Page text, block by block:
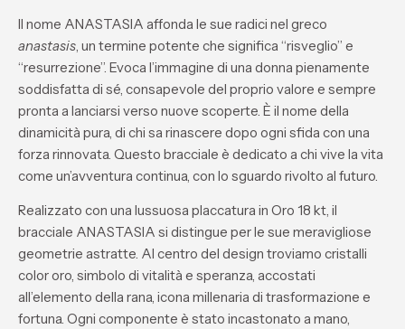
Il nome ANASTASIA affonda le sue radici nel greco
anastasis, un termine potente che significa “risveglio” e
“resurrezione”. Evoca l’immagine di una donna pienamente
soddisfatta di sé, consapevole del proprio valore e sempre
pronta a lanciarsi verso nuove scoperte. È il nome della
dinamicità pura, di chi sa rinascere dopo ogni sfida con una
forza rinnovata. Questo bracciale è dedicato a chi vive la vita
come un’avventura continua, con lo sguardo rivolto al futuro.
Realizzato con una lussuosa placcatura in Oro 18 kt, il
bracciale ANASTASIA si distingue per le sue meravigliose
geometrie astratte. Al centro del design troviamo cristalli
color oro, simbolo di vitalità e speranza, accostati
all’elemento della rana, icona millenaria di trasformazione e
fortuna. Ogni componente è stato incastonato a mano,